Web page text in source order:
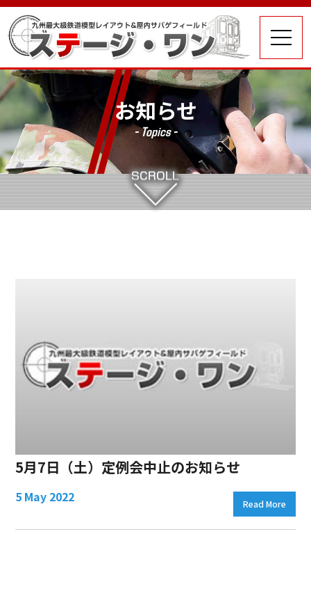
お知らせ
- Topics -
5月7日（土）定例会中止のお知らせ
5 May 2022 Read More